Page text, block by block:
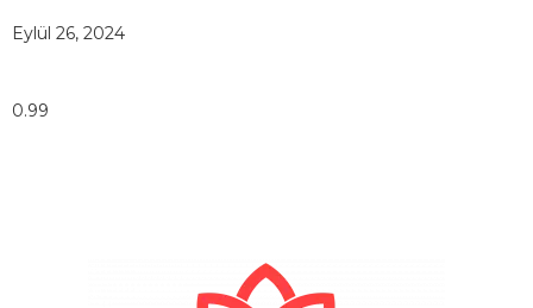
Eylül 26, 2024